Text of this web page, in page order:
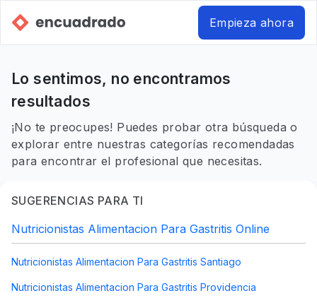
Empieza ahora
Lo sentimos, no encontramos
resultados
¡No te preocupes! Puedes probar otra búsqueda o
explorar entre nuestras categorías recomendadas
para encontrar el profesional que necesitas.
SUGERENCIAS PARA TI
Nutricionistas Alimentacion Para Gastritis Online
Nutricionistas Alimentacion Para Gastritis Santiago
Nutricionistas Alimentacion Para Gastritis Providencia